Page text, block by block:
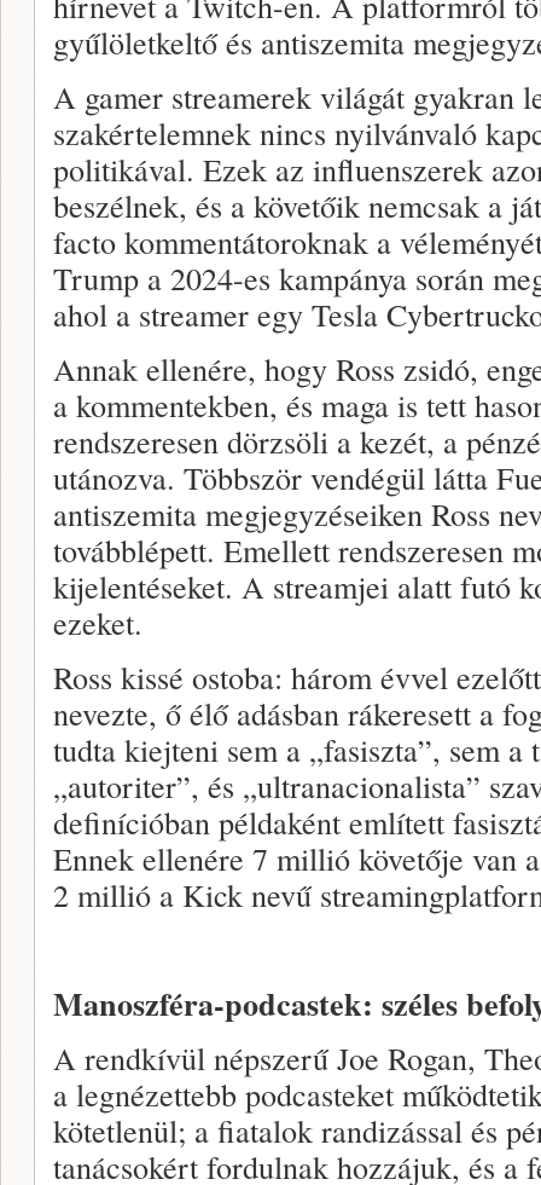
gyűlöletkeltő és antiszemita
A gamer streamerek világát gyakran
szakértelemnek nincs nyilvánvaló
politikával. Ezek az influenszerek
beszélnek, és a követőik nemcsak a
facto kommentátoroknak a
Trump a 2024-es kampánya során
ahol a streamer egy Tesla
Annak ellenére, hogy Ross zsidó,
a kommentekben, és maga is tett
rendszeresen dörzsöli a kezét, a
utánozva. Többször vendégül látta
antiszemita megjegyzéseiken Ross
továbblépett. Emellett rendszeresen
kijelentéseket. A streamjei alatt futó
ezeket.
Ross kissé ostoba: három évvel
nevezte, ő élő adásban rákeresett a
tudta kiejteni sem a „fasiszta”, sem
„autoriter”, és „ultranacionalista”
definícióban példaként említett
Ennek ellenére 7 millió követője van
2 millió a Kick nevű
Manoszféra-podcastek: széles
A rendkívül népszerű Joe Rogan,
a legnézettebb podcasteket
kötetlenül; a fiatalok randizással és
tanácsokért fordulnak hozzájuk, és a